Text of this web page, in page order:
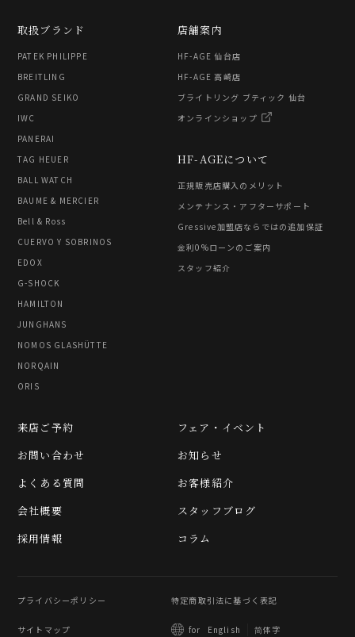
取扱ブランド
PATEK PHILIPPE
BREITLING
GRAND SEIKO
IWC
PANERAI
TAG HEUER
BALL WATCH
BAUME & MERCIER
Bell & Ross
CUERVO Y SOBRINOS
EDOX
G-SHOCK
HAMILTON
JUNGHANS
NOMOS GLASHÜTTE
NORQAIN
ORIS
HF-AGEについて
正規販売店購入のメリット
メンテナンス・アフターサポート
Gressive加盟店ならではの追加保証
金利0%ローンのご案内
スタッフ紹介
店舗案内
HF-AGE 仙台店
HF-AGE 高崎店
ブライトリング ブティック 仙台
オンラインショップ
フェア・イベント
お知らせ
お客様紹介
スタッフブログ
コラム
来店ご予約
お問い合わせ
よくある質問
会社概要
採用情報
プライバシーポリシー 特定商取引法に基づく表記
サイトマップ for English 简体字